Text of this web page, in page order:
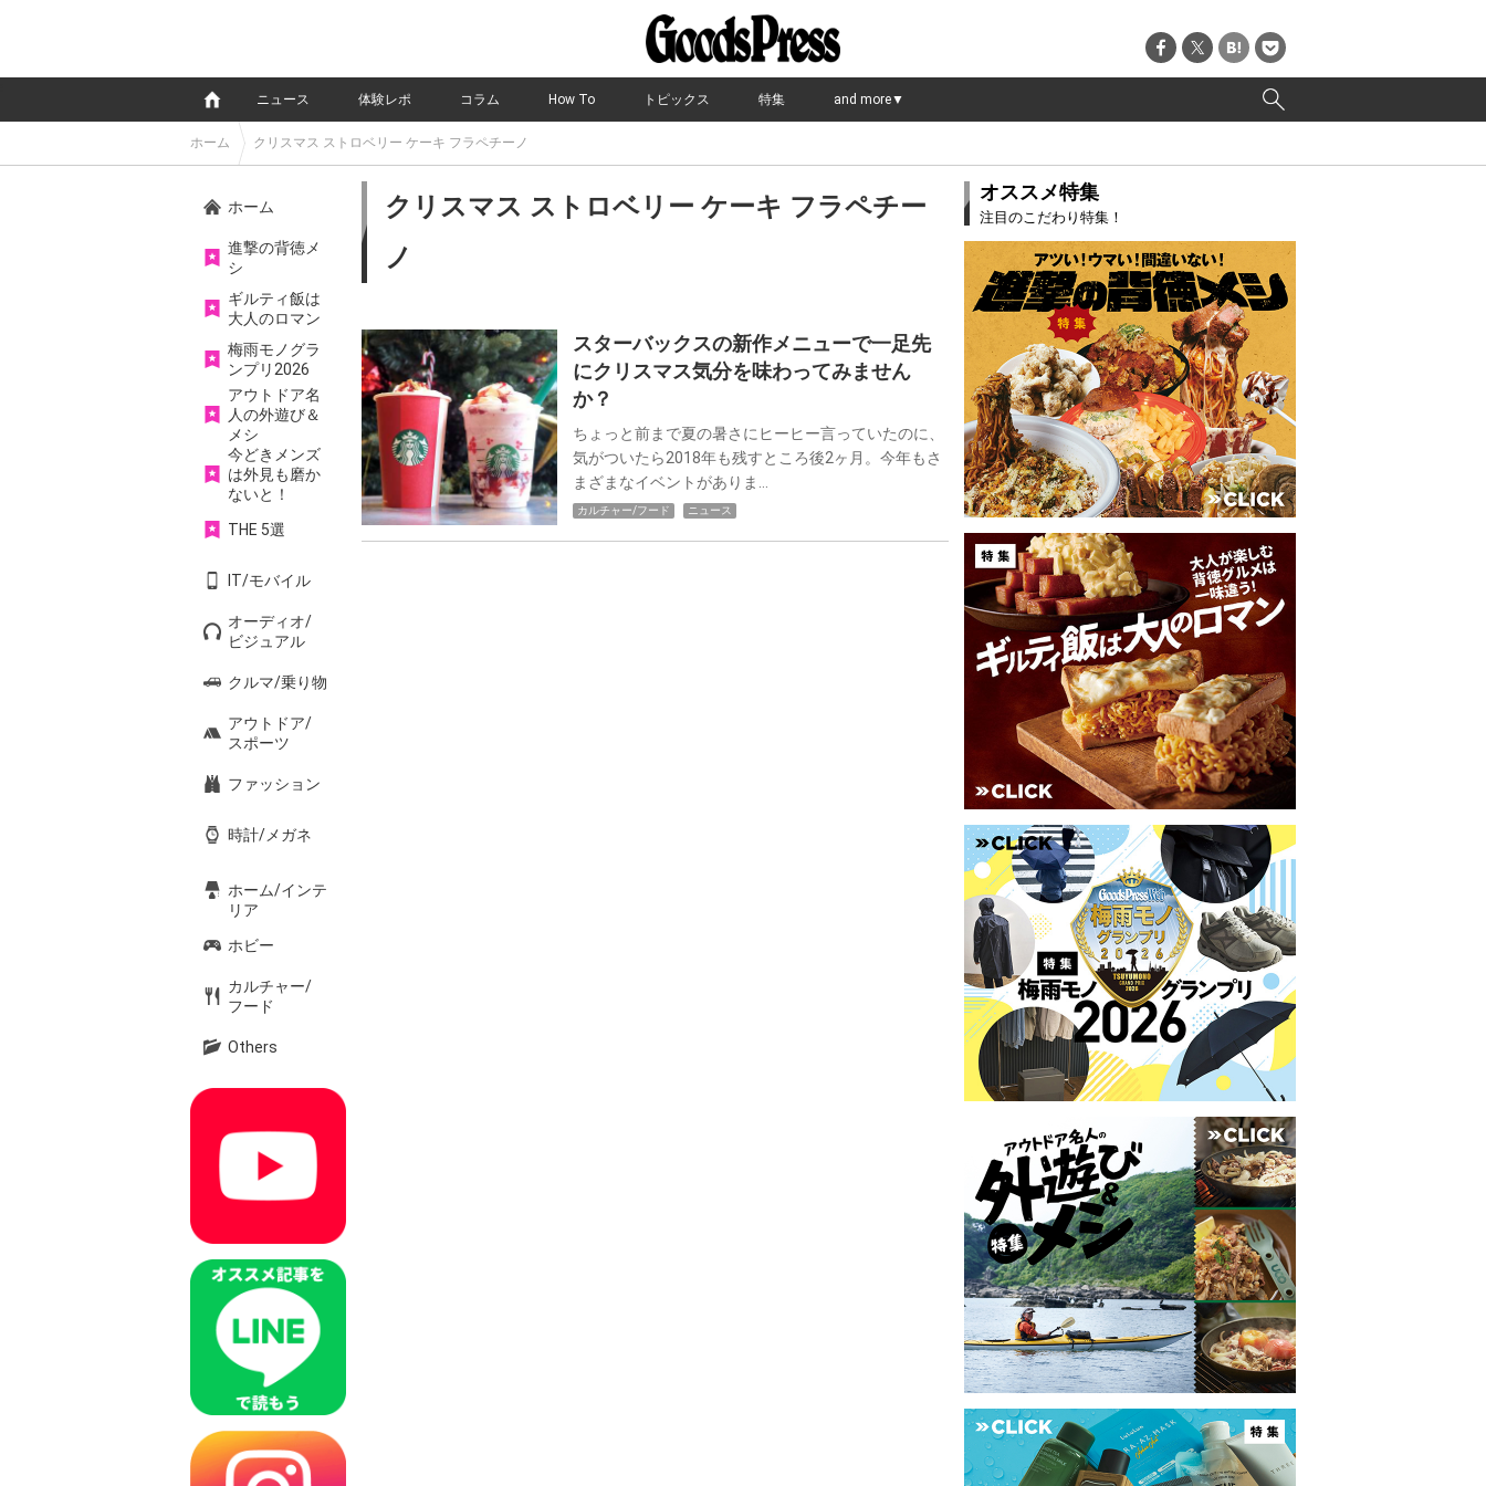
ニュース 体験レポ コラム How To トピックス 特集 and more▼
ホーム クリスマス ストロベリー ケーキ フラペチーノ
ホーム
進撃の背徳メ
シ
ギルティ飯は
大人のロマン
梅雨モノグラ
ンプリ2026
アウトドア名
人の外遊び＆
メシ
今どきメンズ
は外見も磨か
ないと！
THE 5選
IT/モバイル
オーディオ/
ビジュアル
クルマ/乗り物
アウトドア/
スポーツ
ファッション
時計/メガネ
ホーム/インテ
リア
ホビー
カルチャー/
フード
Others
クリスマス ストロベリー ケーキ フラペチー
ノ
スターバックスの新作メニューで一足先
にクリスマス気分を味わってみません
か？
ちょっと前まで夏の暑さにヒーヒー言っていたのに、
気がついたら2018年も残すところ後2ヶ月。今年もさ
まざまなイベントがありま…
カルチャー/フード ニュース
オススメ特集
注目のこだわり特集！